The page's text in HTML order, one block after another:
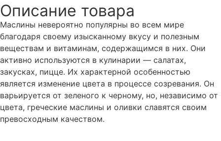
Описание товара
Маслины невероятно популярны во всем мире
благодаря своему изысканному вкусу и полезным
веществам и витаминам, содержащимся в них. Они
активно используются в кулинарии — салатах,
закусках, пицце. Их характерной особенностью
является изменение цвета в процессе созревания. Он
варьируется от зеленого к черному, но, независимо от
цвета, греческие маслины и оливки славятся своим
превосходным качеством.